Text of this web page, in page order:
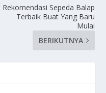
Rekomendasi Sepeda Balap
Terbaik Buat Yang Baru
Mulai
BERIKUTNYA